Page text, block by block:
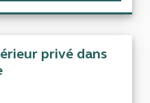
privé dans